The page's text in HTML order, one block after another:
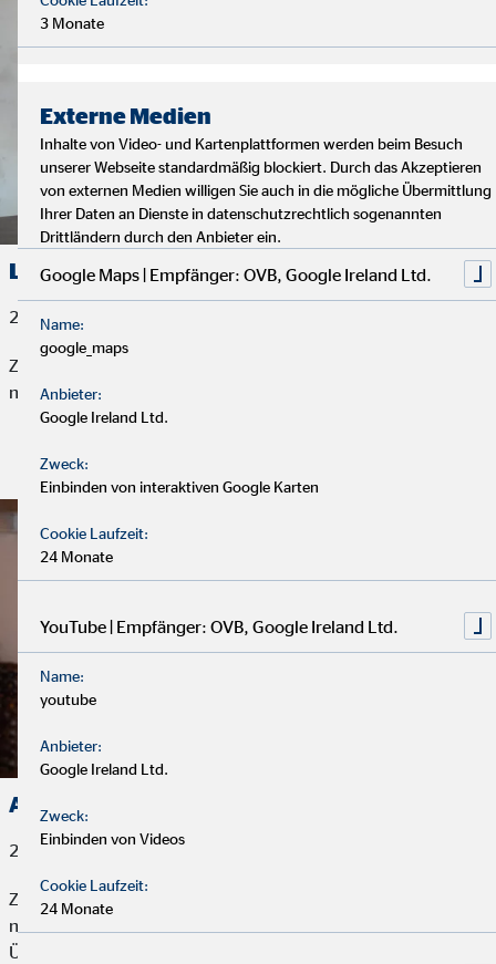
Leiter*in Rechtsabteilung (m/w/d)
22. Juli 2026
Zur Verstärkung unseres Innendienstes suchen wir zum
nächstmöglichen Zeitpunkt eine*n
Aushilfe im Bereich Antragsservice (m/w/d)
22. April 2026
Zur Verstärkung unseres Innendienstes suchen wir zum
nächstmöglichen Zeitpunkt, befristet für 1 Jahr mit Option auf
Übernahme eine
3 Monate
Externe Medien
Inhalte von Video- und Kartenplattformen werden beim Besuch
unserer Webseite standardmäßig blockiert. Durch das Akzeptieren
von externen Medien willigen Sie auch in die mögliche Übermittlung
Ihrer Daten an Dienste in datenschutzrechtlich sogenannten
Drittländern durch den Anbieter ein.
Google Maps | Empfänger: OVB, Google Ireland Ltd.
Name:
google_maps
Anbieter:
Google Ireland Ltd.
Zweck:
Einbinden von interaktiven Google Karten
Cookie Laufzeit:
24 Monate
YouTube | Empfänger: OVB, Google Ireland Ltd.
Name:
youtube
Anbieter:
Google Ireland Ltd.
Zweck:
Einbinden von Videos
Cookie Laufzeit:
24 Monate